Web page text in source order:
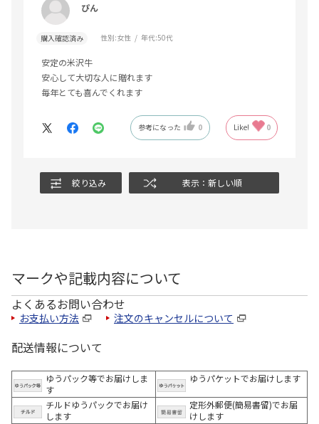
ぴん
購入確認済み 性別:女性 年代:50代
安定の米沢牛
安心して大切な人に贈れます
毎年とても喜んでくれます
参考になった 0 Like! 0
絞り込み 表示：新しい順
マークや記載内容について
よくあるお問い合わせ
お支払い方法 注文のキャンセルについて
配送情報について
ゆうパック等でお届けしま
す
ゆうパケットでお届けします
チルドゆうパックでお届け
します
定形外郵便(簡易書留)でお届
けします